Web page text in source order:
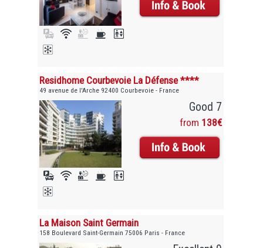
Residhome Courbevoie La Défense ****
49 avenue de l'Arche 92400 Courbevoie - France
Good 7
from 138€
La Maison Saint Germain
158 Boulevard Saint-Germain 75006 Paris - France